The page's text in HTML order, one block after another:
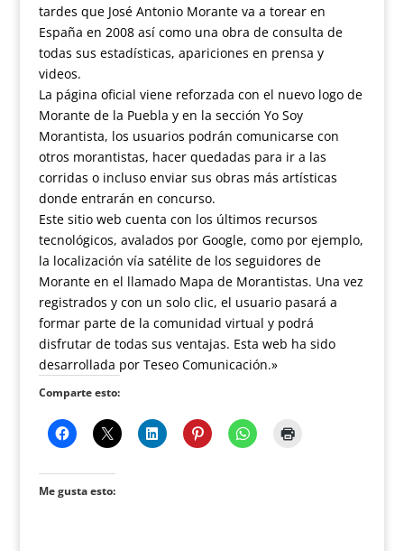
tardes que José Antonio Morante va a torear en
España en 2008 así como una obra de consulta de
todas sus estadísticas, apariciones en prensa y
videos.
La página oficial viene reforzada con el nuevo logo de
Morante de la Puebla y en la sección Yo Soy
Morantista, los usuarios podrán comunicarse con
otros morantistas, hacer quedadas para ir a las
corridas o incluso enviar sus obras más artísticas
donde entrarán en concurso.
Este sitio web cuenta con los últimos recursos
tecnológicos, avalados por Google, como por ejemplo,
la localización vía satélite de los seguidores de
Morante en el llamado Mapa de Morantistas. Una vez
registrados y con un solo clic, el usuario pasará a
formar parte de la comunidad virtual y podrá
disfrutar de todas sus ventajas. Esta web ha sido
desarrollada por Teseo Comunicación.»
Comparte esto:
Me gusta esto: